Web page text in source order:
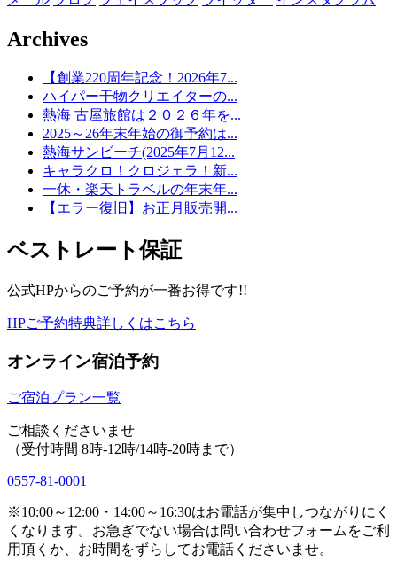
Archives
【創業220周年記念！2026年7...
ハイパー干物クリエイターの...
熱海 古屋旅館は２０２６年を...
2025～26年末年始の御予約は...
熱海サンビーチ(2025年7月12...
キャラクロ！クロジェラ！新...
一休・楽天トラベルの年末年...
【エラー復旧】お正月販売開...
ベストレート保証
公式HPからのご予約が一番お得です!!
HPご予約特典詳しくはこちら
オンライン宿泊予約
ご宿泊プラン一覧
ご相談くださいませ
（受付時間 8時-12時/14時-20時まで）
0557-81-0001
※10:00～12:00・14:00～16:30はお電話が集中しつながりにく
くなります。お急ぎでない場合は問い合わせフォームをご利
用頂くか、お時間をずらしてお電話くださいませ。